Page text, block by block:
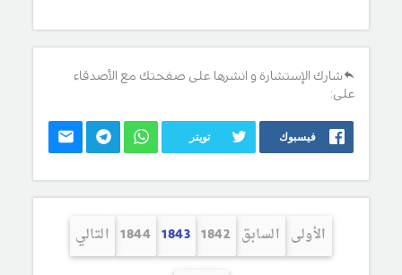
شارك الإستشارة و انشرها على صفحتك مع الأصدقاء
على:
فيسبوك تويتر
الأولى السابق 1842
1843
1844 التالي